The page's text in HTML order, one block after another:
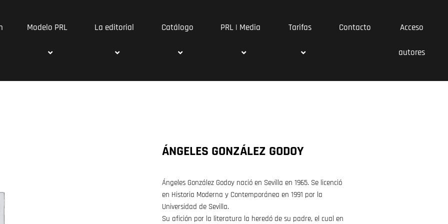
Modelo PRL La editorial Catálogo PRL | Media Tarifas Contacto Acceso
autores
ÁNGELES GONZÁLEZ GODOY
Ángeles González Godoy nació en Sevilla en 1965. Se licenció
en Historia Moderna y Contemporánea en 1991 por la
Universidad de Sevilla.
Su afición por la literatura la heredó de su padre, el cual en